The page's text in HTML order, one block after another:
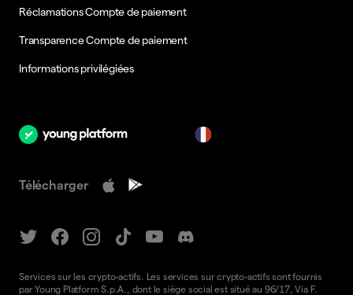
Réclamations Compte de paiement
Transparence Compte de paiement
Informations privilégiées
Télécharger
Services sur les crypto-actifs. Les services sur crypto-actifs sont fournis
par Young Platform S.p.A., dont le siège social est situé au 96/17, Via F.